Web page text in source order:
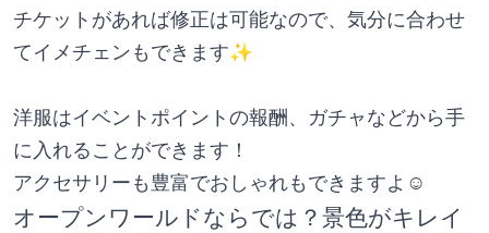
チケットがあれば修正は可能なので、気分に合わせ
てイメチェンもできます✨
洋服はイベントポイントの報酬、ガチャなどから手
に入れることができます！
アクセサリーも豊富でおしゃれもできますよ☺
オープンワールドならでは？景色がキレイ